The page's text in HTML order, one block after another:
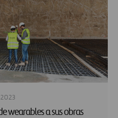
2023
wearables a sus obras